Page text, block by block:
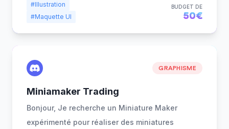
#Illustration
#Maquette UI
BUDGET DE
50€
GRAPHISME
Miniamaker Trading
Bonjour, Je recherche un Miniature Maker
expérimenté pour réaliser des miniatures